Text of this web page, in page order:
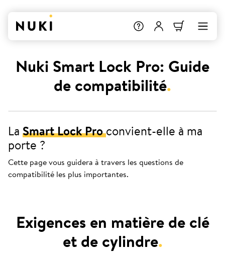
Nuki Smart Lock Pro: Guide
de compatibilité.
La Smart Lock Proconvient-elle à ma
porte ?
Cette page vous guidera à travers les questions de
compatibilité les plus importantes.
Exigences en matière de clé
et de cylindre.